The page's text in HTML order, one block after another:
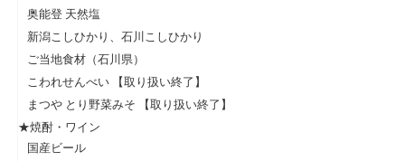
奥能登 天然塩
新潟こしひかり、石川こしひかり
ご当地食材（石川県）
こわれせんべい 【取り扱い終了】
まつや とり野菜みそ 【取り扱い終了】
★焼酎・ワイン
国産ビール